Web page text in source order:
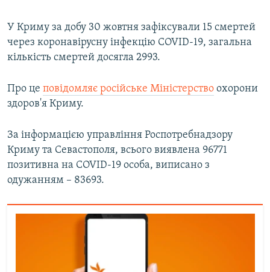
У Криму за добу 30 жовтня зафіксували 15 смертей
через коронавірусну інфекцію COVID-19, загальна
кількість смертей досягла 2993.
Про це повідомляє російське Міністерство охорони
здоров'я Криму.
За інформацією управління Роспотребнадзору
Криму та Севастополя, всього виявлена 96771
позитивна на COVID-19 особа, виписано з
одужанням – 83693.